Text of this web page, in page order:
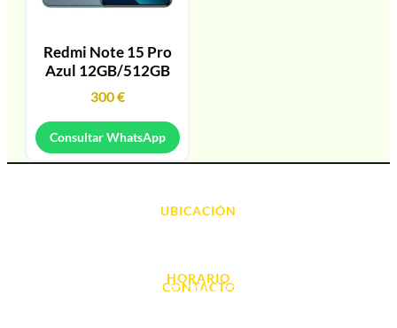
Redmi Note 15 Pro
Azul 12GB/512GB
300€
Consultar WhatsApp
UBICACIÓN
HORARIO
L. - S. 10:00h a 22:00h
CONTACTO